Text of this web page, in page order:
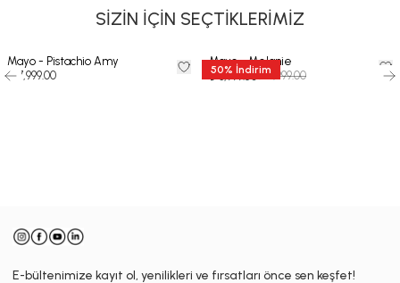
SİZİN İÇİN SEÇTİKLERİMİZ
Mayo - Pistachio Amy
₺ 7,999.00
50% İndirim
Mayo - Melanie
₺ 3,999.50 ₺ 7,999.00
E-bültenimize kayıt ol, yenilikleri ve fırsatları önce sen keşfet!